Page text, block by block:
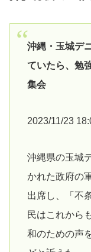
沖縄・玉城デ
ていたら、勉
集会
2023/11/23
沖縄県の玉城
かれた政府の
出席し、「不
民はこれから
和のための声